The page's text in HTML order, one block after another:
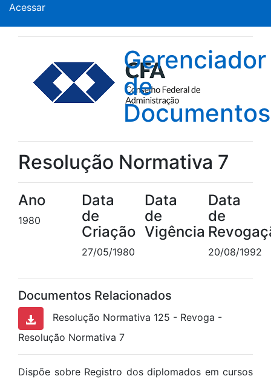
Acessar
Gerenciador
de
Documentos
Resolução Normativa 7
Ano
1980
Data
de
Criação
27/05/1980
Data
de
Vigência
Data
de
20/08/1992
Documentos Relacionados
Resolução Normativa 125 - Revoga -
Resolução Normativa 7
Dispõe sobre Registro dos diplomados em cursos